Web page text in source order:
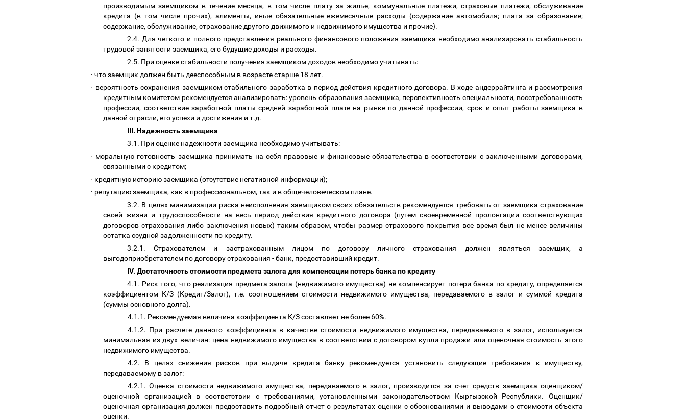
производимым заемщиком в течение месяца, в том числе плату за жилье, коммунальные платежи, страховые платежи, обслуживание
кредита (в том числе прочих), алименты, иные обязательные ежемесячные расходы (содержание автомобиля; плата за образование;
содержание, обслуживание, страхование другого движимого и недвижимого имущества и прочие).
2.4. Для четкого и полного представления реального финансового положения заемщика необходимо анализировать стабильность
трудовой занятости заемщика, его будущие доходы и расходы.
2.5. При оценке стабильности получения заемщиком доходов необходимо учитывать:
· что заемщик должен быть дееспособным в возрасте старше 18 лет.
· вероятность сохранения заемщиком стабильного заработка в период действия кредитного договора. В ходе андеррайтинга и рассмотрения
кредитным комитетом рекомендуется анализировать: уровень образования заемщика, перспективность специальности, восстребованность
профессии, соответствие заработной платы средней заработной плате на рынке по данной профессии, срок и опыт работы заемщика в
данной отрасли, его успехи и достижения и т.д.
III. Надежность заемщика
3.1. При оценке надежности заемщика необходимо учитывать:
· моральную готовность заемщика принимать на себя правовые и финансовые обязательства в соответствии с заключенными договорами,
связанными с кредитом;
· кредитную историю заемщика (отсутствие негативной информации);
· репутацию заемщика, как в профессиональном, так и в общечеловеческом плане.
3.2. В целях минимизации риска неисполнения заемщиком своих обязательств рекомендуется требовать от заемщика страхование
своей жизни и трудоспособности на весь период действия кредитного договора (путем своевременной пролонгации соответствующих
договоров страхования либо заключения новых) таким образом, чтобы размер страхового покрытия все время был не менее величины
остатка ссудной задолженности по кредиту.
3.2.1. Страхователем и застрахованным лицом по договору личного страхования должен являться заемщик, а
выгодоприобретателем по договору страхования - банк, предоставивший кредит.
IV. Достаточность стоимости предмета залога для компенсации потерь банка по кредиту
4.1. Риск того, что реализация предмета залога (недвижимого имущества) не компенсирует потери банка по кредиту, определяется
коэффициентом К/З (Кредит/Залог), т.е. соотношением стоимости недвижимого имущества, передаваемого в залог и суммой кредита
(суммы основного долга).
4.1.1. Рекомендуемая величина коэффициента К/З составляет не более 60%.
4.1.2. При расчете данного коэффициента в качестве стоимости недвижимого имущества, передаваемого в залог, используется
минимальная из двух величин: цена недвижимого имущества в соответствии с договором купли-продажи или оценочная стоимость этого
недвижимого имущества.
4.2. В целях снижения рисков при выдаче кредита
банку рекомендуется установить следующие требования к имуществу,
передаваемому в залог:
4.2.1. Оценка стоимости недвижимого имущества, передаваемого в залог, производится за счет средств заемщика оценщиком/
оценочной организацией в соответствии с требованиями, установленными законодательством Кыргызской Республики. Оценщик/
оценочная организация должен предоставить подробный отчет о результатах оценки с обоснованиями и выводами о стоимости объекта
оценки.